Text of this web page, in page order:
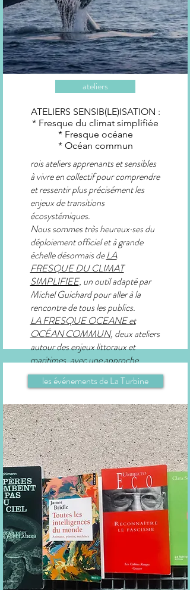
ateliers
ATELIERS SENSIB(LE)ISATION :
* Fresque du climat simplifiée
* Fresque océane
* Océan commun
rois ateliers apprenants et sensibles
à vivre en collectif pour comprendre
et ressentir plus précisément les
enjeux de transitions
écosystémiques.
Nous sommes très heureux·ses du
déploiement officiel et à grande
échelle désormais deLA
FRESQUE DU CLIMAT
SIMPLIFIEE, un outil adapté par
Michel Guichard pour aller à la
rencontre de tous les publics.
LA FRESQUE OCEANE et
OCÉAN COMMUN, deux ateliers
autour des enjeux littoraux et
maritimes, avec une approche
graphique et créative.
les événements de La Turbine